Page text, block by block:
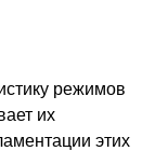
режимов
их
этих